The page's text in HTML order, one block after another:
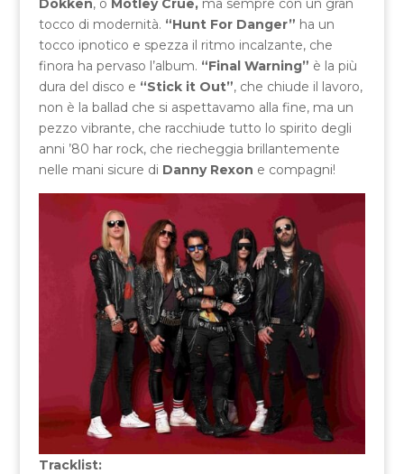
Dokken, o Motley Crue,ma sempre con un gran
tocco di modernità. “Hunt For Danger” ha un
tocco ipnotico e spezza il ritmo incalzante, che
finora ha pervaso l’album. “Final Warning” è la più
dura del disco e “Stick it Out”, che chiude il lavoro,
non è la ballad che si aspettavamo alla fine, ma un
pezzo vibrante, che racchiude tutto lo spirito degli
anni ’80 har rock, che riecheggia brillantemente
nelle mani sicure di Danny Rexon e compagni!
Tracklist: